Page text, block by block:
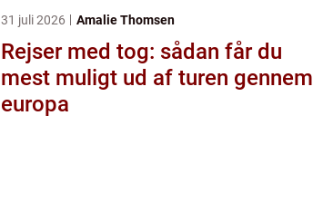
31 juli 2026 Amalie Thomsen
Rejser med tog: sådan får du
mest muligt ud af turen gennem
europa